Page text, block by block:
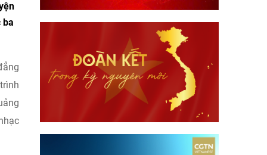
ba